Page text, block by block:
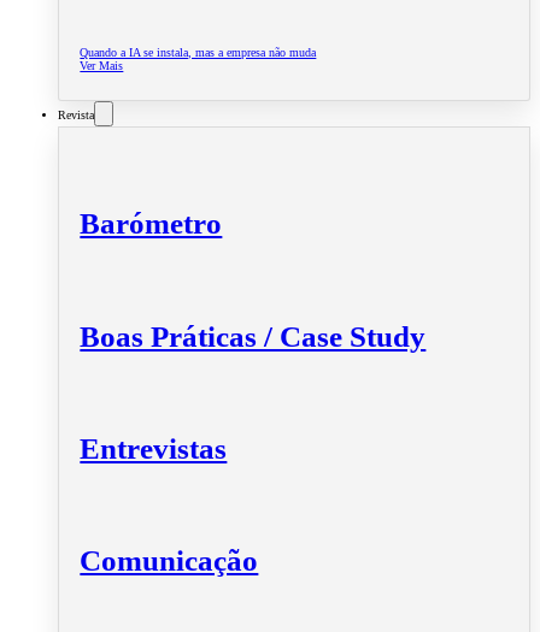
Quando a IA se instala, mas a empresa não muda
Ver Mais
Revista
Barómetro
Boas Práticas / Case Study
Entrevistas
Comunicação